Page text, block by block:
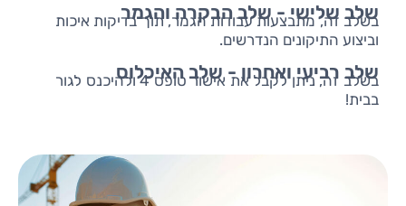
שלב שלישי - שלב הבקרה והגמר
בשלב זה, מתבצעות עבודות הגמר, תוך בדיקות איכות
וביצוע התיקונים הנדרשים.
שלב רביעי ואחרון - שלב האיכלוסבשלב זה, ניתן לקבל את אישור טופס 4 ולהיכנס לגור
בבית!